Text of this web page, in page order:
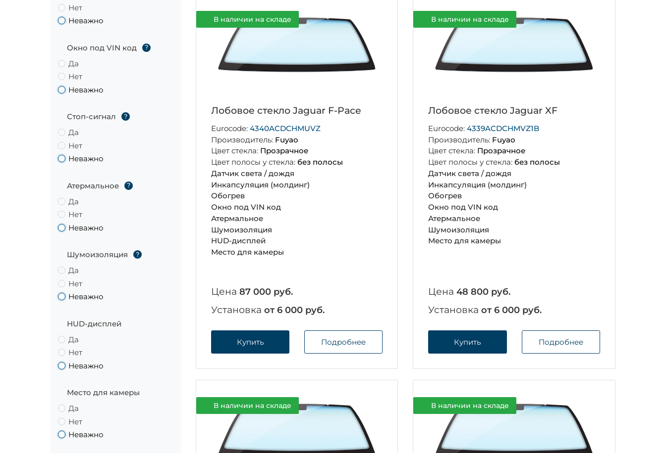
Нет
Неважно
Окно под VIN код ?
Да
Нет
Неважно
Стоп-сигнал ?
Да
Нет
Неважно
Атермальное ?
Да
Нет
Неважно
Шумоизоляция ?
Да
Нет
Неважно
HUD-дисплей
Да
Нет
Неважно
Место для камеры
Да
Нет
Неважно
В наличии на складе
Лобовое стекло Jaguar F-Pace
Eurocode: 4340ACDCHMUVZ
Производитель: Fuyao
Цвет стекла: Прозрачное
Цвет полосы у стекла: без полосы
Датчик света / дождя
Инкапсуляция (молдинг)
Обогрев
Окно под VIN код
Атермальное
Шумоизоляция
HUD-дисплей
Место для камеры
Цена 87 000 руб.
Установка от 6 000 руб.
Купить Подробнее
В наличии на складе
Лобовое стекло Jaguar XF
Eurocode:4339ACDCHMVZ1B
Производитель: Fuyao
Цвет стекла: Прозрачное
Цвет полосы у стекла: без полосы
Датчик света / дождя
Инкапсуляция (молдинг)
Обогрев
Окно под VIN код
Атермальное
Шумоизоляция
Место для камеры
Цена48 800 руб.
Установкаот 6 000 руб.
Купить Подробнее
В наличии на складе В наличии на складе